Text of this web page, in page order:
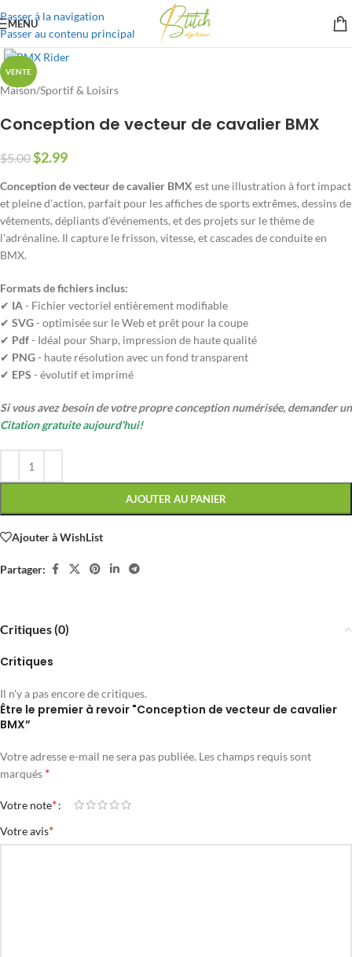
Passer à la navigation
Passer au contenu principal
MENU
VENTE
Maison/Sportif & Loisirs
Conception de vecteur de cavalier BMX
$5.00$2.99
Conception de vecteur de cavalier BMX est une illustration à fort impact
et pleine d'action, parfait pour les affiches de sports extrêmes, dessins de
vêtements, dépliants d'événements, et des projets sur le thème de
l'adrénaline. Il capture le frisson, vitesse, et cascades de conduite en
BMX.
Formats de fichiers inclus:
✔ IA- Fichier vectoriel entièrement modifiable
✔ SVG- optimisée sur le Web et prêt pour la coupe
✔ Pdf- Idéal pour Sharp, impression de haute qualité
✔ PNG- haute résolution avec un fond transparent
✔ EPS - évolutif et imprimé
Si vous avez besoin de votre propre conception numérisée, demander un
Citation gratuite aujourd'hui!
AJOUTER AU PANIER
Ajouter à WishList
Partager:
Critiques (0)
Critiques
Il n'y a pas encore de critiques.
Être le premier à revoir "Conception de vecteur de cavalier
BMX”
Votre adresse e-mail ne sera pas publiée. Les champs requis sont
marqués *
Votre note*
Votre avis*